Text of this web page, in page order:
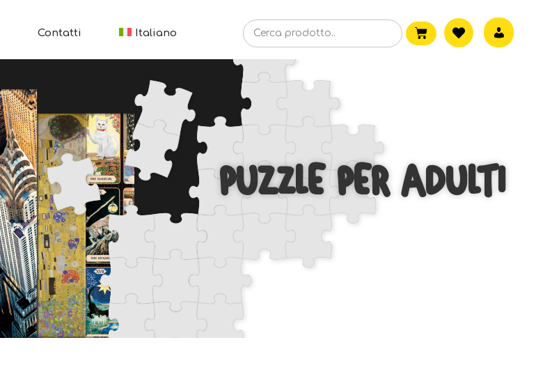
Contatti Italiano
PUZZLE PER ADULTI